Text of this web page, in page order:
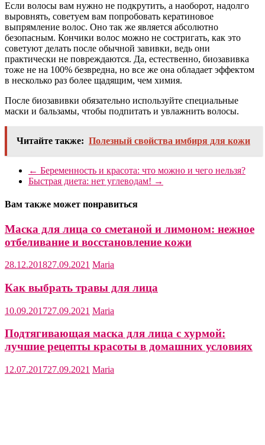
Если волосы вам нужно не подкрутить, а наоборот, надолго
выровнять, советуем вам попробовать кератиновое
выпрямление волос. Оно так же является абсолютно
безопасным. Кончики волос можно не состригать, как это
советуют делать после обычной завивки, ведь они
практически не повреждаются. Да, естественно, биозавивка
тоже не на 100% безвредна, но все же она обладает эффектом
в несколько раз более щадящим, чем химия.
После биозавивки обязательно используйте специальные
маски и бальзамы, чтобы подпитать и увлажнить волосы.
Читайте также: Полезный свойства имбиря для кожи
← Беременность и красота: что можно и чего нельзя?
Быстрая диета: нет углеводам! →
Вам также может понравиться
Маска для лица со сметаной и лимоном: нежное
отбеливание и восстановление кожи
28.12.201827.09.2021 Maria
Как выбрать травы для лица
10.09.201727.09.2021 Maria
Подтягивающая маска для лица с хурмой:
лучшие рецепты красоты в домашних условиях
12.07.201727.09.2021 Maria